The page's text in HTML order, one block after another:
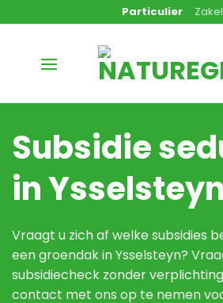
naar
Particulier
Subsidie
in Ysselsteyn
Vraagt u zich af welke subsidies
een groendak in Ysselsteyn?
subsidiecheck zonder
contact met ons op te nemen